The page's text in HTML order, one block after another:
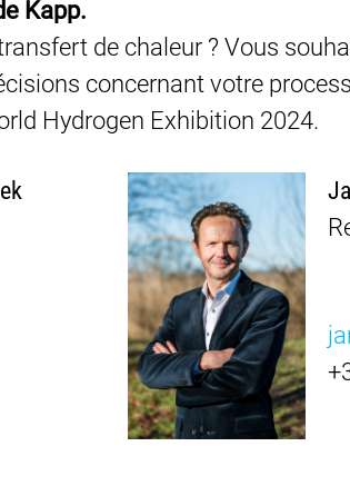
Kapp.
de chaleur ? Vous
concernant votre
Hydrogen Exhibition 2024.